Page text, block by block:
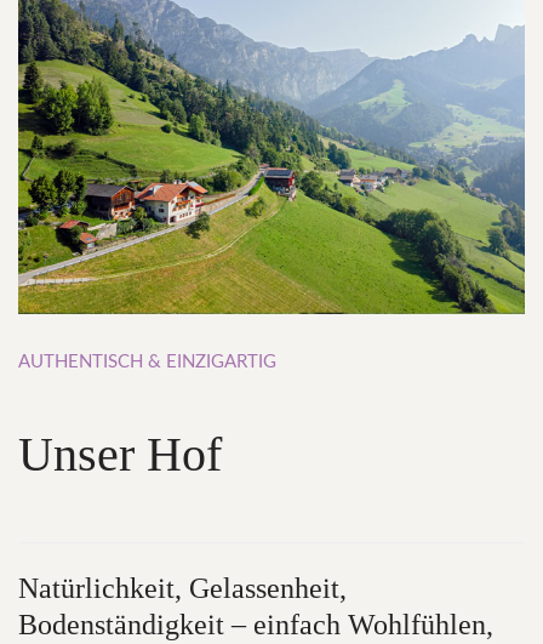
AUTHENTISCH & EINZIGARTIG
Unser Hof
Natürlichkeit, Gelassenheit,
Bodenständigkeit – einfach Wohlfühlen,